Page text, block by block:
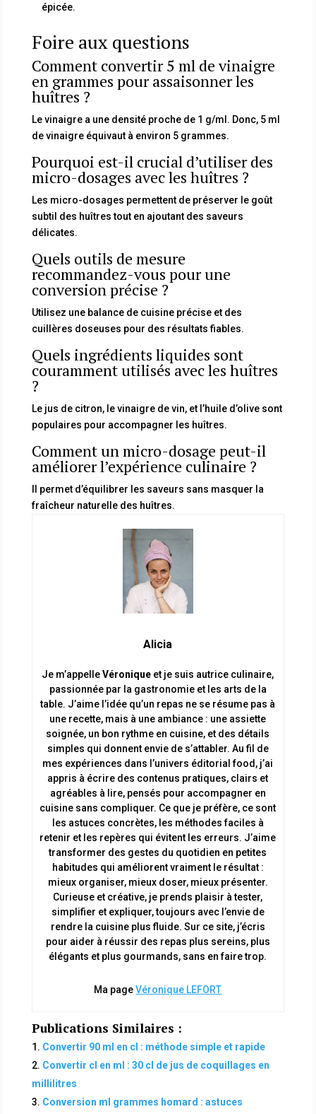
épicée.
Foire aux questions
Comment convertir 5 ml de vinaigre
en grammes pour assaisonner les
huîtres ?
Le vinaigre a une densité proche de 1 g/ml. Donc, 5 ml
de vinaigre équivaut à environ 5 grammes.
Pourquoi est-il crucial d’utiliser des
micro-dosages avec les huîtres ?
Les micro-dosages permettent de préserver le goût
subtil des huîtres tout en ajoutant des saveurs
délicates.
Quels outils de mesure
recommandez-vous pour une
conversion précise ?
Utilisez une balance de cuisine précise et des
cuillères doseuses pour des résultats fiables.
Quels ingrédients liquides sont
couramment utilisés avec les huîtres
?
Le jus de citron, le vinaigre de vin, et l’huile d’olive sont
populaires pour accompagner les huîtres.
Comment un micro-dosage peut-il
améliorer l’expérience culinaire ?
Il permet d’équilibrer les saveurs sans masquer la
fraîcheur naturelle des huîtres.
Alicia
Je m’appelleVéronique et je suis autrice culinaire,
passionnée par la gastronomie et les arts de la
table. J’aime l’idée qu’un repas ne se résume pas à
une recette, mais à une ambiance : une assiette
soignée, un bon rythme en cuisine, et des détails
simples qui donnent envie de s’attabler. Au fil de
mes expériences dans l’univers éditorial food, j’ai
appris à écrire des contenus pratiques, clairs et
agréables à lire, pensés pour accompagner en
cuisine sans compliquer. Ce que je préfère, ce sont
les astuces concrètes, les méthodes faciles à
retenir et les repères qui évitent les erreurs. J’aime
transformer des gestes du quotidien en petites
habitudes qui améliorent vraiment le résultat :
mieux organiser, mieux doser, mieux présenter.
Curieuse et créative, je prends plaisir à tester,
simplifier et expliquer, toujours avec l’envie de
rendre la cuisine plus fluide. Sur ce site, j’écris
pour aider à réussir des repas plus sereins, plus
élégants et plus gourmands, sans en faire trop.
Ma pageVéronique LEFORT
Publications Similaires :
Convertir 90 ml en cl : méthode simple et rapide
Convertir cl en ml : 30 cl de jus de coquillages en
millilitres
Conversion ml grammes homard : astuces